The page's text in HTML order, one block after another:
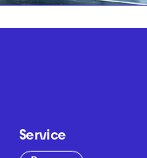
Service